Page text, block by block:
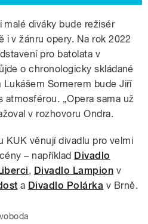
diváky bude režisér
i v žánru opery. Na rok 2022
pro batolata v
o chronologicky skládané
Lukášem Somerem bude Jiří
atmosférou. „Opera sama už
v rozhovoru Ondra.
KUK věnují divadlu pro velmi
– například Divadlo
, Divadlo Lampion v
a Divadlo Polárka v Brně.